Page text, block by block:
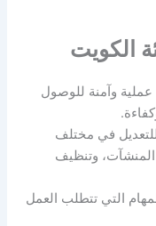
الكويت
عملية وآمنة للوصول
في مختلف
المنشآت، وتنظيف
التي تتطلب العمل